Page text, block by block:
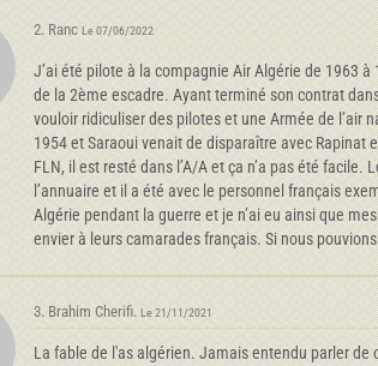
2. Ranc Le 07/06/2022
J’ai été pilote à la compagnie Air Algérie de 1963
de la 2ème escadre. Ayant terminé son contrat
vouloir ridiculiser des pilotes et une Armée de l’air
1954 et Saraoui venait de disparaître avec Rapinat
FLN, il est resté dans l’A/A et ça n’a pas été
l’annuaire et il a été avec le personnel français
Algérie pendant la guerre et je n’ai eu ainsi que
envier à leurs camarades français. Si nous
3. Brahim Cherifi. Le 21/11/2021
La fable de l'as algérien. Jamais entendu parler